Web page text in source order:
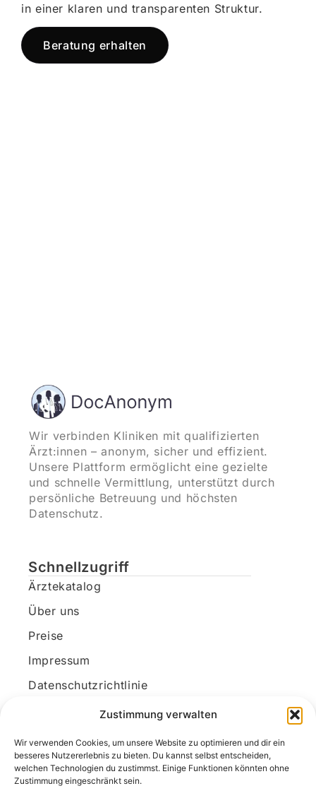
Zustimmung verwalten
Wir verwenden Cookies, um unsere Website zu optimieren und dir ein
besseres Nutzererlebnis zu bieten. Du kannst selbst entscheiden,
welchen Technologien du zustimmst. Einige Funktionen könnten ohne
Zustimmung eingeschränkt sein.
in einer klaren und transparenten Struktur.
Beratung erhalten
Wir verbinden Kliniken mit qualifizierten
Ärzt:innen – anonym, sicher und effizient.
Unsere Plattform ermöglicht eine gezielte
und schnelle Vermittlung, unterstützt durch
persönliche Betreuung und höchsten
Datenschutz.
Schnellzugriff
Ärztekatalog
Über uns
Preise
Impressum
Datenschutzrichtlinie
Kundenkonto
Unsere Kontaktdaten
E-Mail: kontakt@docanonym.com